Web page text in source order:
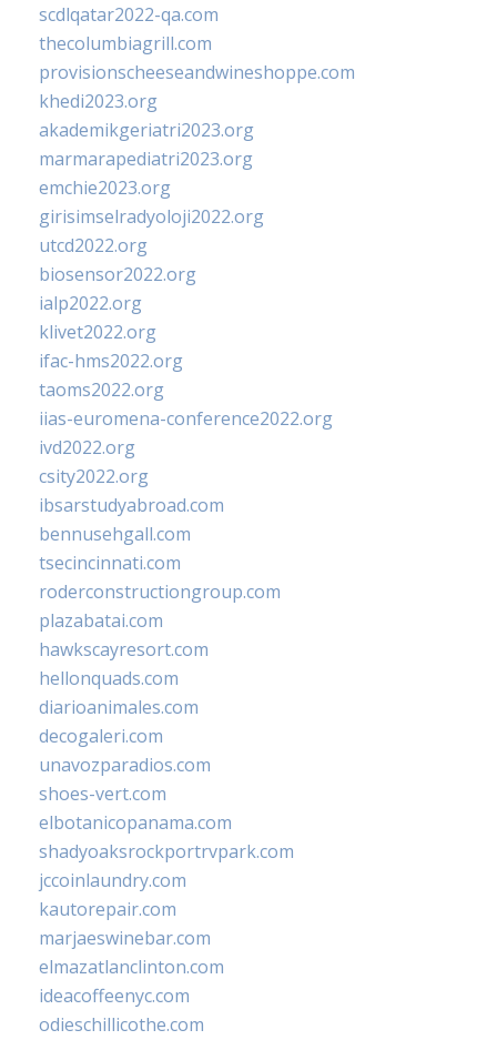
scdlqatar2022-qa.com
thecolumbiagrill.com
provisionscheeseandwineshoppe.com
khedi2023.org
akademikgeriatri2023.org
marmarapediatri2023.org
emchie2023.org
girisimselradyoloji2022.org
utcd2022.org
biosensor2022.org
ialp2022.org
klivet2022.org
ifac-hms2022.org
taoms2022.org
iias-euromena-conference2022.org
ivd2022.org
csity2022.org
ibsarstudyabroad.com
bennusehgall.com
tsecincinnati.com
roderconstructiongroup.com
plazabatai.com
hawkscayresort.com
hellonquads.com
diarioanimales.com
decogaleri.com
unavozparadios.com
shoes-vert.com
elbotanicopanama.com
shadyoaksrockportrvpark.com
jccoinlaundry.com
kautorepair.com
marjaeswinebar.com
elmazatlanclinton.com
ideacoffeenyc.com
odieschillicothe.com